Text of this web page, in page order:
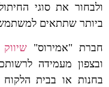
ולבחור את סוגי
ביותר שתתאים
חברת "אמירוס"
ובצפון מעמידה
בחנות או בבית